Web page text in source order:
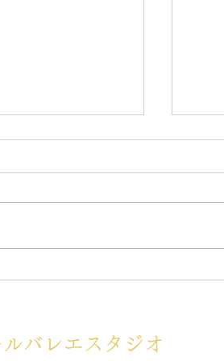
【ワ
バレエスタジオ